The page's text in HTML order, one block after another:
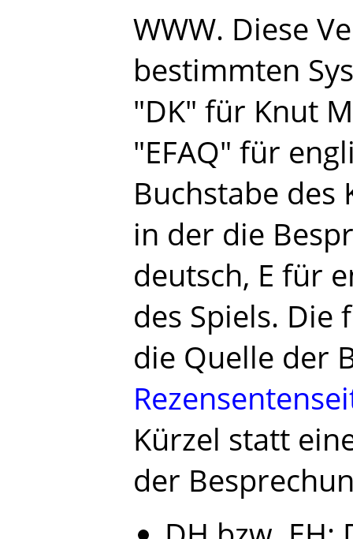
WWW. Diese
bestimmten
"DK" für Knut
"EFAQ" für
Buchstabe des
in der die
deutsch, E für
des Spiels. Die
die Quelle der
Kürzel statt
der